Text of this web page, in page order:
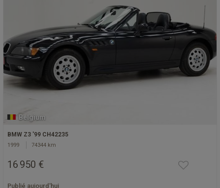
Belgium
BMW Z3 '99 CH42235
1999 74344 km
16 950 €
Publié aujourd'hui